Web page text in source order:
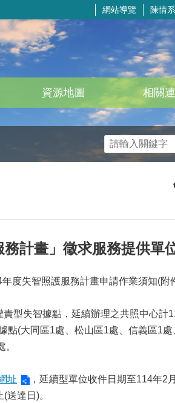
網站導覽 陳情
資源地圖 相關
計畫」徵求服務提供單
度失智照護服務計畫申請作業須知(附
型失智據點，延續辦理之共照中心計
(大同區1處、松山區1處、信義區1
址
，延續型單位收件日期至114年2
送達日)。